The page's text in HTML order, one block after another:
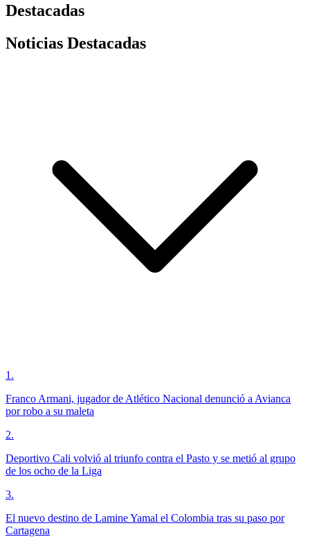
Destacadas
Noticias Destacadas
1 .
Franco Armani, jugador de Atlético Nacional denunció a Avianca
por robo a su maleta
2.
Deportivo Cali volvió al triunfo contra el Pasto y se metió al grupo
de los ocho de la Liga
3.
El nuevo destino de Lamine Yamal el Colombia tras su paso por
Cartagena